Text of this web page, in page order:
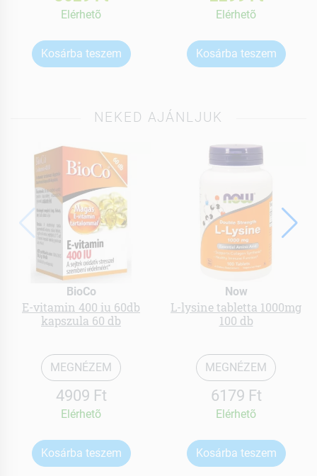
Elérhetõ
Kosárba teszem
Elérhetõ
Kosárba teszem
NEKED AJÁNLJUK
BioCo
E-vitamin 400 iu 60db
kapszula 60 db
MEGNÉZEM
4909 Ft
Elérhetõ
Kosárba teszem
Now
L-lysine tabletta 1000mg
100 db
MEGNÉZEM
6179 Ft
Elérhetõ
Kosárba teszem